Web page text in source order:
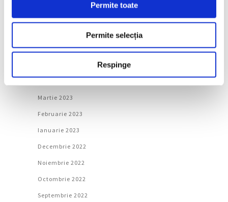
Permite toate
Permite selecția
Respinge
August 2023
Iunie 2023
Martie 2023
Februarie 2023
Ianuarie 2023
Decembrie 2022
Noiembrie 2022
Octombrie 2022
Septembrie 2022